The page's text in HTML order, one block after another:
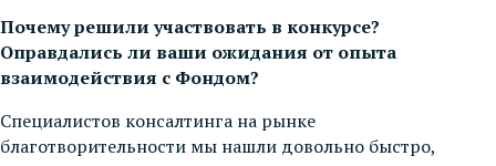
Почему решили участвовать в конкурсе?
Оправдались ли ваши ожидания от опыта
взаимодействия с Фондом?
Специалистов консалтинга на рынке
благотворительности мы нашли довольно быстро,